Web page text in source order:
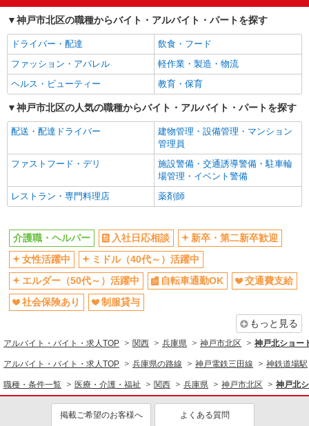
女性活躍中
ミドル（40代～）活躍中
エルダー（50代～）活躍中
自転車通勤OK
交通費支給
社会保険あり
制服貸与
研修制度あり
給与前払いOK
経験者・有資格者歓迎
早朝
深夜
朝
昼
髪型・髪色自由
髭（ひげ）OK
ネイルOK
オープニングスタッフ
車通勤OK
バイク通勤OK
産休・育休取得実績あり
社員登用あり
同じ職種から求人を探す
医療・介護・福祉
介護職・ヘルパー
ミドル（40代～）活躍中
交通費支給
社会保険あり
深夜
オープニングスタッフ
車通勤OK
産休・育休取得実績あり
社員登用あり
神戸市北区の職種からバイト・アルバイト・パートを探す
ドライバー・配達
飲食・フード
ファッション・アパレル
軽作業・製造・物流
ヘルス・ビューティー
教育・保育
神戸市北区の人気の職種からバイト・アルバイト・パートを探す
配送・配達ドライバー
建物管理・設備管理・マンション
管理員
ファストフード・デリ
施設警備・交通誘導警備・駐車輪
場管理・イベント警備
レストラン・専門料理店
薬剤師
介護職・ヘルパー 入社日応相談
新卒・第二新卒歓迎
女性活躍中
ミドル（40代～）活躍中
エルダー（50代～）活躍中
自転車通勤OK
交通費支給
社会保険あり
制服貸与
もっと見る
アルバイト・バイト・求人TOP 関西 兵庫県 神戸市北区 神戸北ショー
アルバイト・バイト・求人TOP 兵庫県の路線 神戸電鉄三田線 神鉄道場駅
職種・条件一覧 医療・介護・福祉 関西 兵庫県 神戸市北区 神戸北
掲載ご希望のお客様へ よくある質問